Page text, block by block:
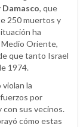
Damasco, que
250 muertos y
ha
Medio Oriente,
que tanto Israel
1974.
la
por
con sus vecinos.
cómo estas